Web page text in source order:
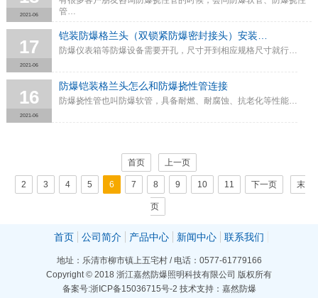
2021-06
管…
17
2021-06
铠装防爆格兰头（双锁紧防爆密封接头）安装…
防爆仪表箱等防爆设备需要开孔，尺寸开到相应规格尺寸就行…
16
2021-06
防爆铠装格兰头怎么和防爆挠性管连接
防爆挠性管也叫防爆软管，具备耐燃、耐腐蚀、抗老化等性能…
首页 上一页
2 3 4 5 6 7 8 9 10 11 下一页 末
页
首页 公司简介 产品中心 新闻中心 联系我们
地址：乐清市柳市镇上五宅村 / 电话：0577-61779166
Copyright © 2018 浙江嘉然防爆照明科技有限公司 版权所有
备案号:浙ICP备15036715号-2 技术支持：嘉然防爆